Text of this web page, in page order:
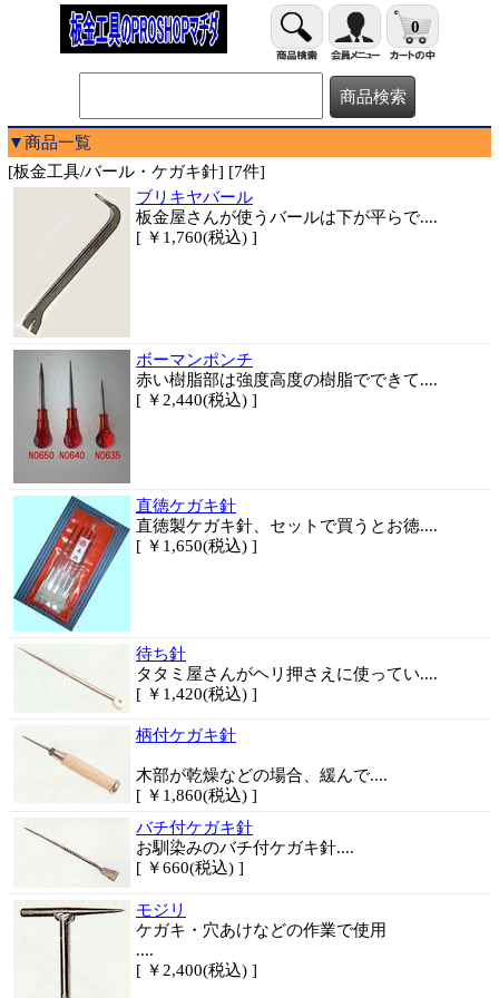
0
▼商品一覧
[板金工具/バール・ケガキ針] [7件]
ブリキヤバール
板金屋さんが使うバールは下が平らで....
[ ￥1,760(税込) ]
ボーマンポンチ
赤い樹脂部は強度高度の樹脂でできて....
[ ￥2,440(税込) ]
直徳ケガキ針
直徳製ケガキ針、セットで買うとお徳....
[ ￥1,650(税込) ]
待ち針
タタミ屋さんがヘリ押さえに使ってい....
[ ￥1,420(税込) ]
柄付ケガキ針
木部が乾燥などの場合、緩んで....
[ ￥1,860(税込) ]
バチ付ケガキ針
お馴染みのバチ付ケガキ針....
[ ￥660(税込) ]
モジリ
ケガキ・穴あけなどの作業で使用
....
[ ￥2,400(税込) ]